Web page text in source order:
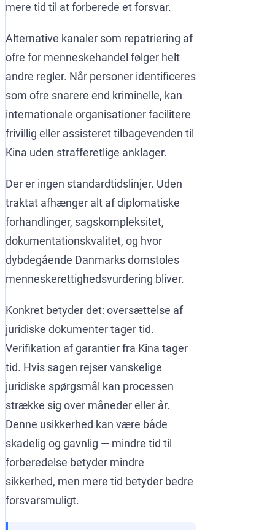
mere tid til at forberede et forsvar.
Alternative kanaler som repatriering af
ofre for menneskehandel følger helt
andre regler. Når personer identificeres
som ofre snarere end kriminelle, kan
internationale organisationer facilitere
frivillig eller assisteret tilbagevenden til
Kina uden strafferetlige anklager.
Der er ingen standardtidslinjer. Uden
traktat afhænger alt af diplomatiske
forhandlinger, sagskompleksitet,
dokumentationskvalitet, og hvor
dybdegående Danmarks domstoles
menneskerettighedsvurdering bliver.
Konkret betyder det: oversættelse af
juridiske dokumenter tager tid.
Verifikation af garantier fra Kina tager
tid. Hvis sagen rejser vanskelige
juridiske spørgsmål kan processen
strække sig over måneder eller år.
Denne usikkerhed kan være både
skadelig og gavnlig — mindre tid til
forberedelse betyder mindre
sikkerhed, men mere tid betyder bedre
forsvarsmuligt.